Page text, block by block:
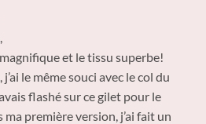
et le tissu superbe!
j’ai le même souci avec le col du
flashé sur ce gilet pour le
ma première version, j’ai fait un